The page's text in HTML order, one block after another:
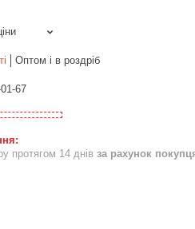
Оптом і в роздріб
67
протягом 14 днів за рахунок